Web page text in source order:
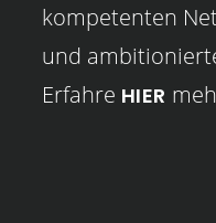
kompetenten
und
Erfahre HIER